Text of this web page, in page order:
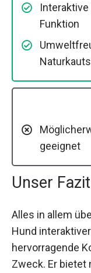
Funktion
geeignet
Unser Fazit
Alles in allem
Hund
hervorragende
Zweck. Er bietet